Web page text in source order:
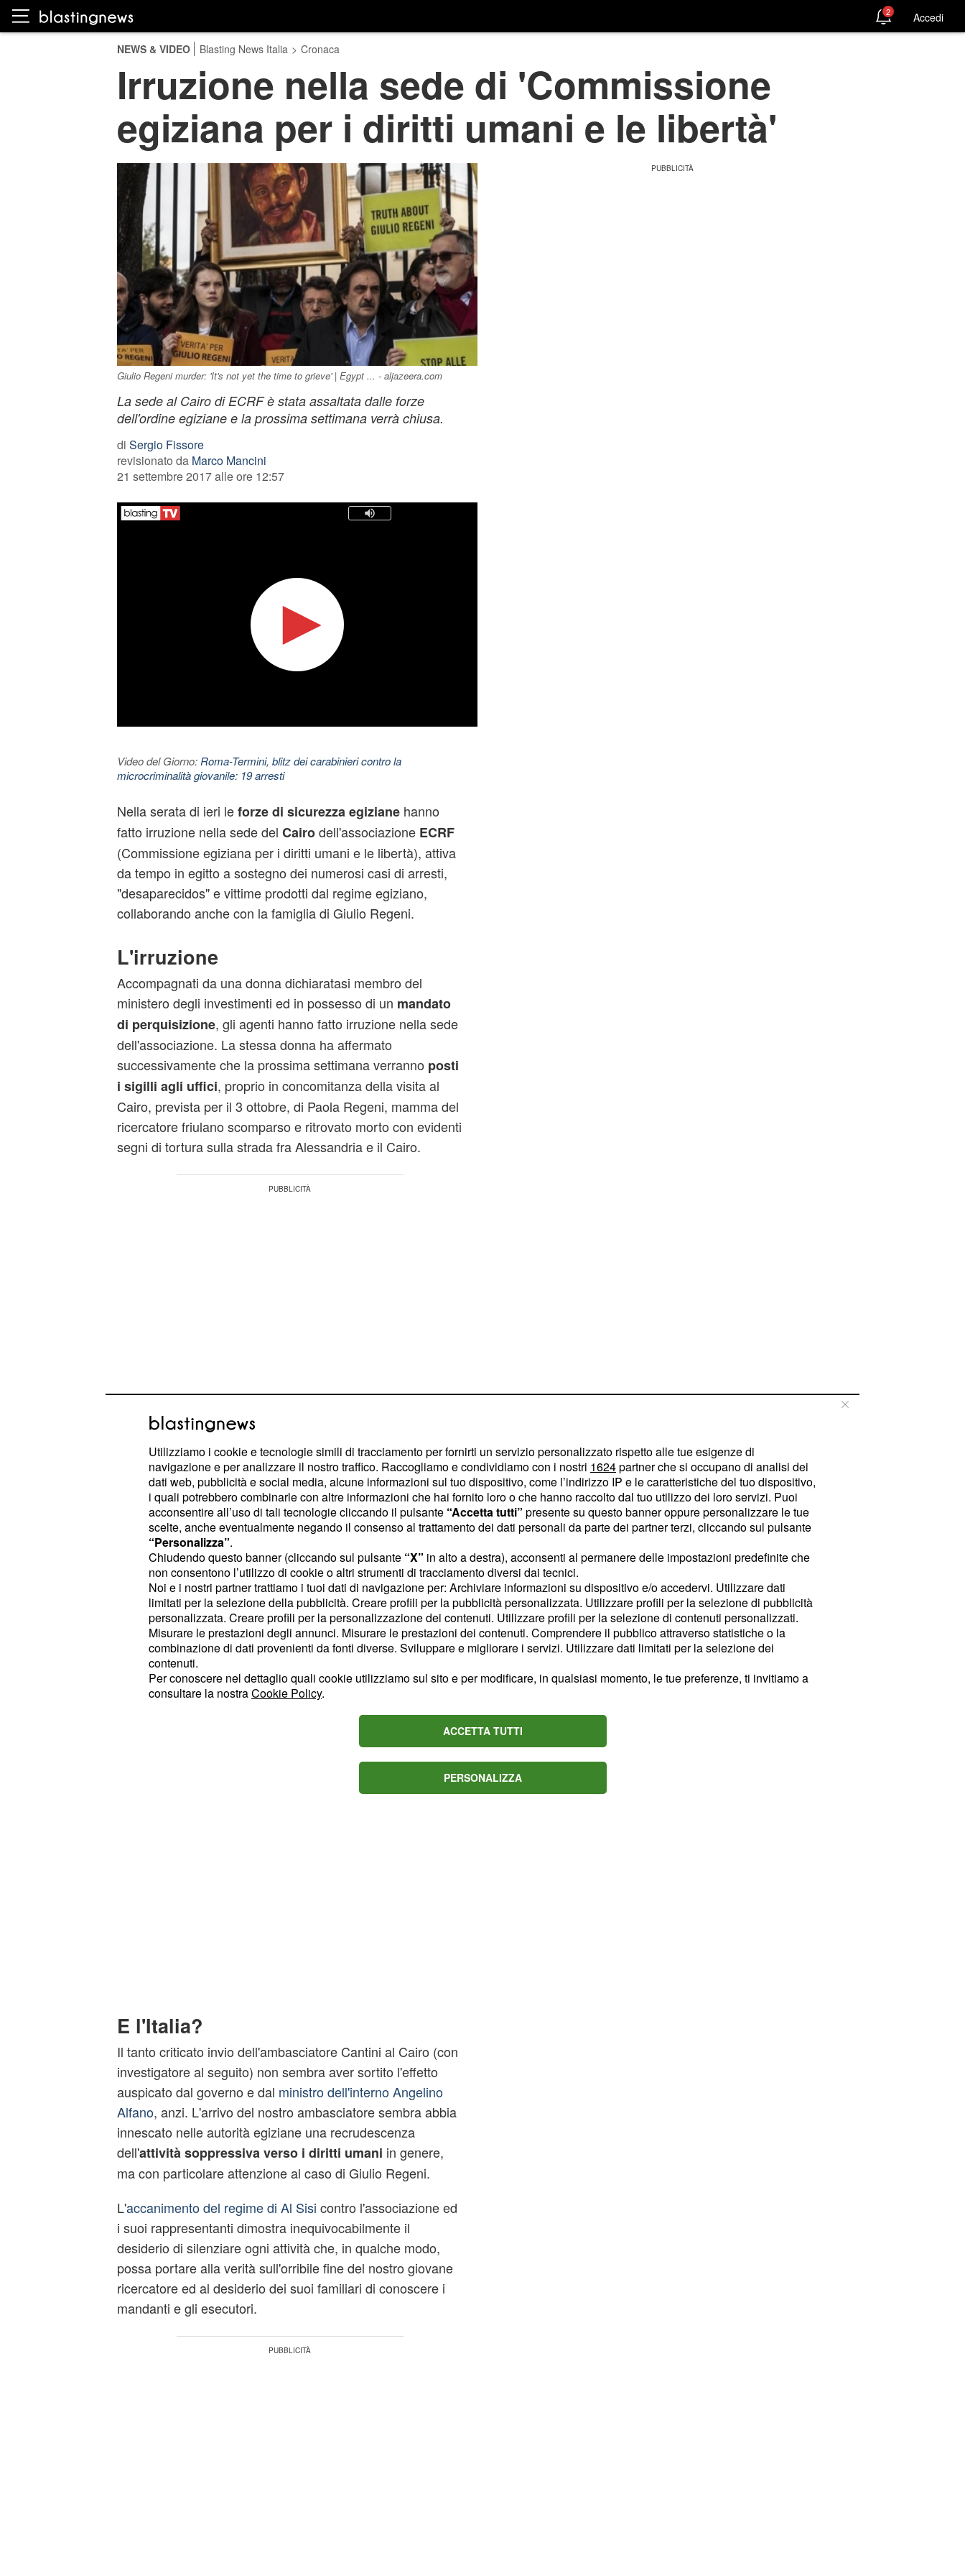
2 Accedi
NEWS & VIDEO Blasting News Italia > Cronaca
Irruzione nella sede di 'Commissione
egiziana per i diritti umani e le libertà'
Giulio Regeni murder: 'It's not yet the time to grieve' | Egypt ... - aljazeera.com
La sede al Cairo di ECRF è stata assaltata dalle forze
dell'ordine egiziane e la prossima settimana verrà chiusa.
di Sergio Fissore
revisionato da Marco Mancini
21 settembre 2017 alle ore 12:57
Video del Giorno: Roma-Termini, blitz dei carabinieri contro la
microcriminalità giovanile: 19 arresti
Nella serata di ieri leforze di sicurezza egizianehanno
fatto irruzione nella sede del Cairodell'associazione ECRF
(Commissione egiziana per i diritti umani e le libertà), attiva
da tempo in egitto a sostegno dei numerosi casi di arresti,
"desaparecidos" e vittime prodotti dal regime egiziano,
collaborando anche con la famiglia di Giulio Regeni.
L'irruzione
Accompagnati da una donna dichiaratasi membro del
ministero degli investimenti ed in possesso di un mandato
di perquisizione, gli agenti hanno fatto irruzione nella sede
dell'associazione. La stessa donna ha affermato
successivamente che la prossima settimana verranno posti
i sigilli agli uffici, proprio in concomitanza della visita al
Cairo, prevista per il 3 ottobre, di Paola Regeni, mamma del
ricercatore friulano scomparso e ritrovato morto con evidenti
segni di tortura sulla strada fra Alessandria e il Cairo.
Lo sconcerto
Il presidente dell'associazione, Ahmed Abdullah, ha
espresso tutta la frustrazione per l'accaduto e per le
continueintimidazionia cui l'associazione ed i suoi
componenti sono sottoposti. Ai primi di settembre il sito
dell'associazione era stato oscurato. Domenica 10
l'avvocato Ibrahim Metwally era stato fermato all'aeroporto,
mentre si stava imbarcando verso Ginevra, dove era stato
invitato a parlare dell'ultimo report dell'ECRF sullo stato dei
diritti civili in Egitto dalle Nazioni Unite. La notizia del suo
arresto è stata data dalle fonti ufficiali solo tre giorni dopo,
insieme a quella della detenzione preventiva di 15 giorni.
Poche ore fa è arrivata la notizia del prolungamento di altri
15 giorni della detenzione di Ibrahim Metwally (e si comincia
E l'Italia?
Il tanto criticato invio dell'ambasciatore Cantini al Cairo (con
investigatore al seguito) non sembra aver sortito l'effetto
auspicato dal governo e dal ministro dell'interno Angelino
Alfano, anzi. L'arrivo del nostro ambasciatore sembra abbia
innescato nelle autorità egiziane una recrudescenza
dell'attività soppressiva verso i diritti umani in genere,
ma con particolare attenzione al caso di Giulio Regeni.
L'accanimento del regime di Al Sisi contro l'associazione ed
i suoi rappresentanti dimostra inequivocabilmente il
desiderio di silenziare ogni attività che, in qualche modo,
possa portare alla verità sull'orribile fine del nostro giovane
ricercatore ed al desiderio dei suoi familiari di conoscere i
mandanti e gli esecutori.
Utilizziamo i cookie e tecnologie simili di tracciamento per fornirti un servizio personalizzato rispetto alle tue esigenze di
navigazione e per analizzare il nostro traffico. Raccogliamo e condividiamo con i nostri 1624partner che si occupano di analisi dei
dati web, pubblicità e social media, alcune informazioni sul tuo dispositivo, come l’indirizzo IP e le caratteristiche del tuo dispositivo,
i quali potrebbero combinarle con altre informazioni che hai fornito loro o che hanno raccolto dal tuo utilizzo dei loro servizi. Puoi
acconsentire all’uso di tali tecnologie cliccando il pulsante “Accetta tutti” presente su questo banner oppure personalizzare le tue
scelte, anche eventualmente negando il consenso al trattamento dei dati personali da parte dei partner terzi, cliccando sul pulsante
“Personalizza”.
Chiudendo questo banner (cliccando sul pulsante “X” in alto a destra), acconsenti al permanere delle impostazioni predefinite che
non consentono l’utilizzo di cookie o altri strumenti di tracciamento diversi dai tecnici.
Noi e i nostri partner trattiamo i tuoi dati di navigazione per: Archiviare informazioni su dispositivo e/o accedervi. Utilizzare dati
limitati per la selezione della pubblicità. Creare profili per la pubblicità personalizzata. Utilizzare profili per la selezione di pubblicità
personalizzata. Creare profili per la personalizzazione dei contenuti. Utilizzare profili per la selezione di contenuti personalizzati.
Misurare le prestazioni degli annunci. Misurare le prestazioni dei contenuti. Comprendere il pubblico attraverso statistiche o la
combinazione di dati provenienti da fonti diverse. Sviluppare e migliorare i servizi. Utilizzare dati limitati per la selezione dei
contenuti.
Per conoscere nel dettaglio quali cookie utilizziamo sul sito e per modificare, in qualsiasi momento, le tue preferenze, ti invitiamo a
consultare la nostraCookie Policy.
ACCETTA TUTTI
PERSONALIZZA